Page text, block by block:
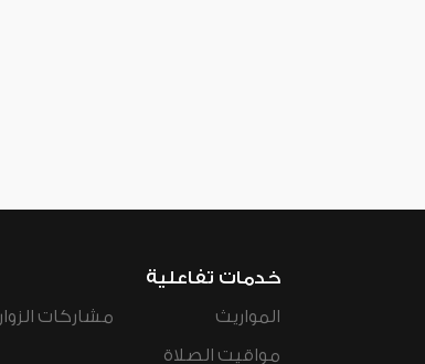
خدمات تفاعلية
المواريث
مواقيت الصلاة
مشاركات الزوار